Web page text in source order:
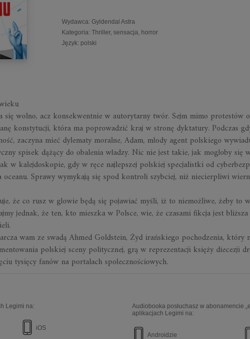
Wydawca: Gyldendal Astra
Kategoria: Thriller, sensacja, horror
Język: polski
się wolno, acz konsekwentnie w autorytarny twór. Sejm mimo protestów
konstytucji, która ma poprowadzić kraj w stronę dyktatury. Podczas
zaczyna mieć dylematy moralne, Adam, młody agent polskiego
spisek dążący do obalenia władzy. Nic nie jest takie, jak mogłoby się
w kalejdoskopie, gdy w ręce najlepszej polskiej specjalistki od
oceanu. Sprawy wymykają się spod kontroli szybciej, niż niecierpliwi
że co rusz w głowie będą się pojawiać myśli, iż to niemożliwe, żeby to
jednak, że ten, kto mieszka w Polsce, wie, że czasami fikcja jest
wam ze swadą Ahmed Goldstein, Żyd irańskiego pochodzenia, który
polskiej sceny politycznej, grą w reprezentacji księży diecezji
tysięcy fanów na portalach społecznościowych.
Legimi na:
iOS
Audiobooka posłuchasz w abonamencie
aplikacjach Legimi na:
Androidzie